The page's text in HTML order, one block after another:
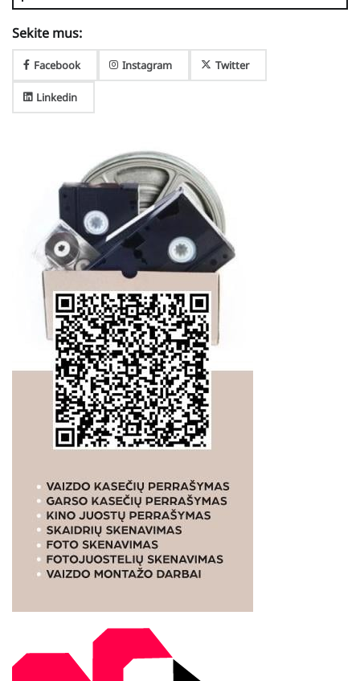
Sekite mus:
Facebook Instagram Twitter
Linkedin